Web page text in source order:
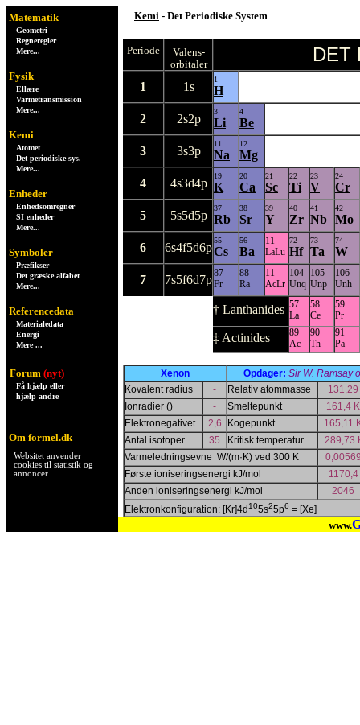
Matematik
Geometri
Regneregler
Mere...
Fysik
Ellære
Varmetransmission
Mere...
Kemi
Atomet
Det periodiske sys.
Mere...
Enheder
Enhedsomregner
SI enheder
Mere...
Symboler
Præfikser
Det græske alfabet
Mere...
Referencedata
Materialedata
Energi
Mere ...
Forum (nyt)
Få hjælp eller
hjælp andre
Om formel.dk
Websitet anvender
cookies til statistik og
annoncer.
Kemi - Det Periodiske System
Periode
Valens-
orbitaler
DET
1 1s
1
H
2 2s2p
3
Li
4
Be
3 3s3p
11
Na
12
Mg
4 4s3d4p
19
K
20
Ca
21
Sc
22
Ti
23
V
24
Cr
5 5s5d5p
37
Rb
38
Sr
39
Y
40
Zr
41
Nb
42
Mo
6 6s4f5d6p
55
Cs
56
Ba
11
LaLu
72
Hf
73
Ta
74
W
7 7s5f6d7p87
Fr
88
Ra
11
AcLr
104
Unq
105
Unp
106
Unh
† Lanthanides 57
La
58
Ce
59
Pr
‡ Actinides
89
Ac
90
Th
91
Pa
Xenon Opdager: Sir W. Ramsay
Kovalent radius
- Relativ atommasse
131,29
Ionradier ()
- Smeltepunkt
161,4 K
Elektronegativet
2,6 Kogepunkt
165,11
Antal isotoper
35 Kritisk temperatur
289,73
Varmeledningsevne W/(m·K) ved 300 K
Første ioniseringsenergi kJ/mol
1170,4
Anden ioniseringsenergi kJ/mol
2046
Elektronkonfiguration: [Kr]4d 105s25p6 = [Xe]
www.